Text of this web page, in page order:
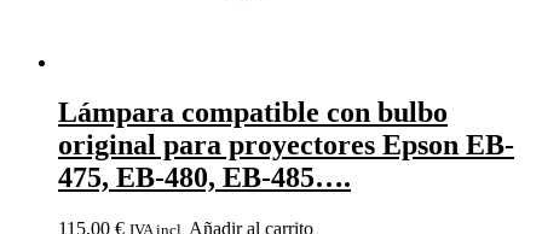
Lámpara compatible con bulbo
original para proyectores Epson EB-
475, EB-480, EB-485….
115,00 € IVA incl. Añadir al carrito